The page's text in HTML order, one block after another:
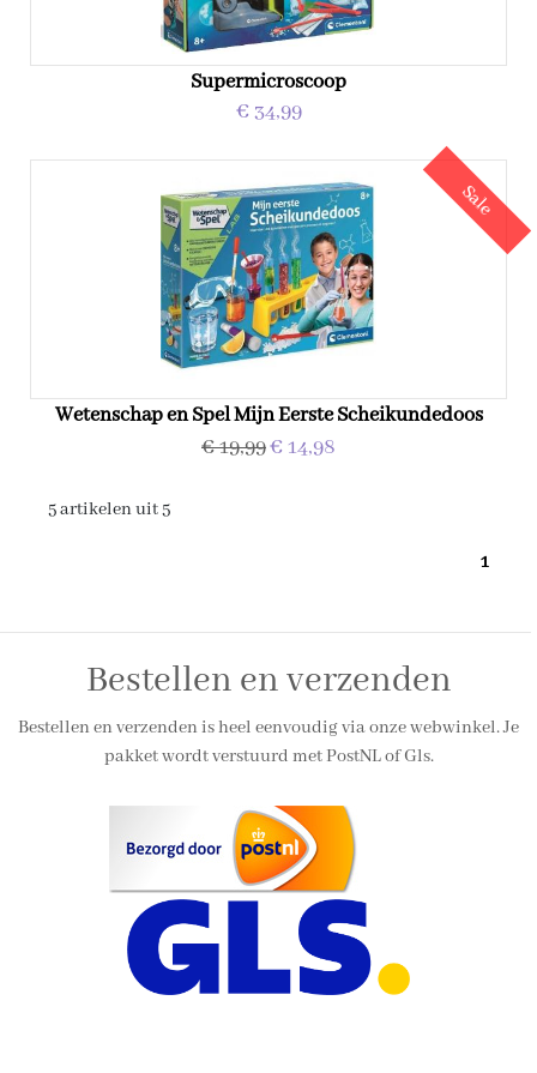
Supermicroscoop
€ 34,99
Sale
Wetenschap en Spel Mijn Eerste Scheikundedoos
€ 19,99€ 14,98
5 artikelen uit 5
1
Bestellen en verzenden
Bestellen en verzenden is heel eenvoudig via onze webwinkel. Je
pakket wordt verstuurd met PostNL of Gls.